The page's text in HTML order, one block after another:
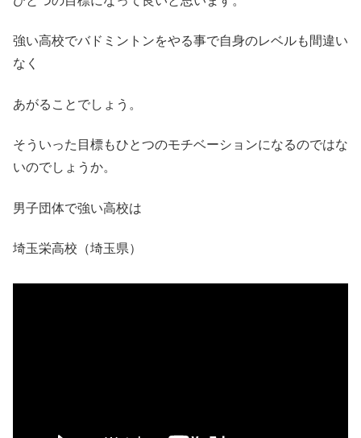
強い高校でバドミントンをやる事で自身のレベルも間違い
なく
あがることでしょう。
そういった目標もひとつのモチベーションになるのではな
いのでしょうか。
男子団体で強い高校は
埼玉栄高校（埼玉県）